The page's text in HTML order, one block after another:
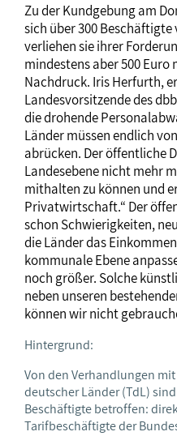
Zu der Kundgebung am
sich über 300
verliehen sie ihrer
mindestens aber 500 Euro
Nachdruck. Iris Herfurth,
Landesvorsitzende des
die drohende
Länder müssen endlich
abrücken. Der öffentliche
Landesebene nicht mehr
mithalten zu können und
Privatwirtschaft.“ Der
schon Schwierigkeiten,
die Länder das
kommunale Ebene
noch größer. Solche
neben unseren
können wir nicht
Hintergrund:
Von den Verhandlungen
deutscher Länder (TdL)
Beschäftigte betroffen:
Tarifbeschäftigte der